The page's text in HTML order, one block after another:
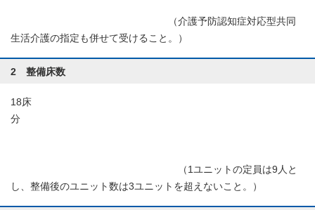
（介護予防認知症対応型共同
生活介護の指定も併せて受けること。）
2 整備床数
18床
分
（1ユニットの定員は9人と
し、整備後のユニット数は3ユニットを超えないこと。）